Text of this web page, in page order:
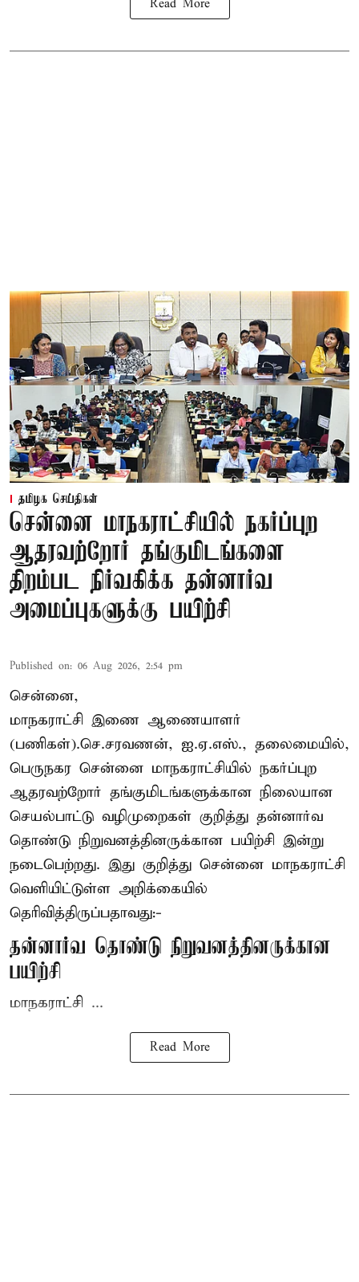
Read More
தமிழக செய்திகள்
சென்னை மாநகராட்சியில் நகர்ப்புற
ஆதரவற்றோர் தங்குமிடங்களை
திறம்பட நிர்வகிக்க தன்னார்வ
அமைப்புகளுக்கு பயிற்சி
Published on: 06 Aug 2026, 2:54 pm
சென்னை,
மாநகராட்சி இணை ஆணையாளர்
(பணிகள்).செ.சரவணன், ஐ.ஏ.எஸ்., தலைமையில்,
பெருநகர சென்னை மாநகராட்சியில் நகர்ப்புற
ஆதரவற்றோர் தங்குமிடங்களுக்கான நிலையான
செயல்பாட்டு வழிமுறைகள் குறித்து தன்னார்வ
தொண்டு நிறுவனத்தினருக்கான பயிற்சி இன்று
நடைபெற்றது. இது குறித்து சென்னை மாநகராட்சி
வெளியிட்டுள்ள அறிக்கையில்
தெரிவித்திருப்பதாவது:-
தன்னார்வ தொண்டு நிறுவனத்தினருக்கான
பயிற்சி
மாநகராட்சி ...
Read More